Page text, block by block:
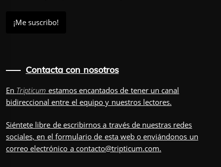
Contacta con nosotros
En Tripticum estamos encantados de tener un canal
bidireccional entre el equipo y nuestros lectores.
Siéntete libre de escribirnos a través de nuestras redes
sociales, en el formulariode esta web o enviándonos un
correo electrónico a contacto@tripticum.com.